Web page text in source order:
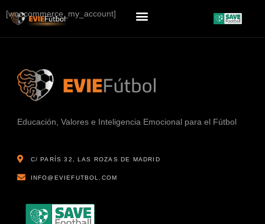
[woocommerce_my_account]
Educación, Valores e Inteligencia Emocional para el Fútbol
C/ PARÍS 32, LAS ROZAS DE MADRID
INFO@EVIEFUTBOL.COM